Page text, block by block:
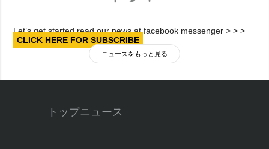
Let’s get started read our news at facebook messenger > > >
CLICK HERE FOR SUBSCRIBE
ニュースをもっと見る
トップニュース